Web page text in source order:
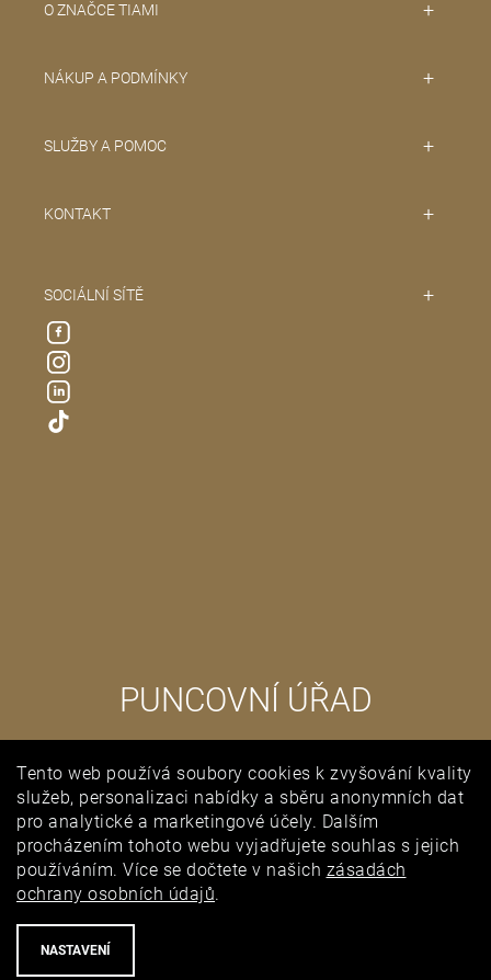
Tento web používá soubory cookies k zvyšování kvality
služeb, personalizaci nabídky a sběru anonymních dat
pro analytické a marketingové účely. Dalším
procházením tohoto webu vyjadřujete souhlas s jejich
používáním. Více se dočtete v našich zásadách
ochrany osobních údajů.
NASTAVENÍ
O ZNAČCE TIAMI
NÁKUP A PODMÍNKY
SLUŽBY A POMOC
KONTAKT
SOCIÁLNÍ SÍTĚ
PUNCOVNÍ ÚŘAD